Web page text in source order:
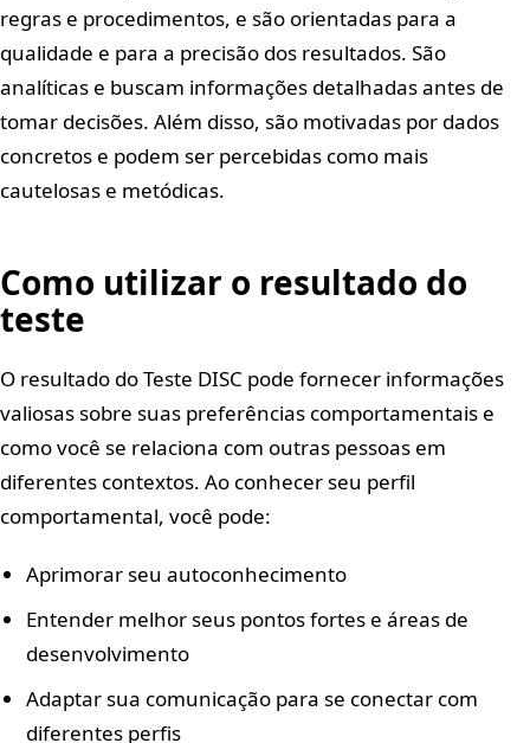
regras e procedimentos, e são orientadas para a
qualidade e para a precisão dos resultados. São
analíticas e buscam informações detalhadas antes de
tomar decisões. Além disso, são motivadas por dados
concretos e podem ser percebidas como mais
cautelosas e metódicas.
Como utilizar o resultado do
teste
O resultado do Teste DISC pode fornecer informações
valiosas sobre suas preferências comportamentais e
como você se relaciona com outras pessoas em
diferentes contextos. Ao conhecer seu perfil
comportamental, você pode:
Aprimorar seu autoconhecimento
Entender melhor seus pontos fortes e áreas de
desenvolvimento
Adaptar sua comunicação para se conectar com
diferentes perfis